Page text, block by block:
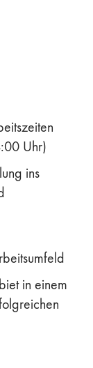
Uhr)
ins
in einem